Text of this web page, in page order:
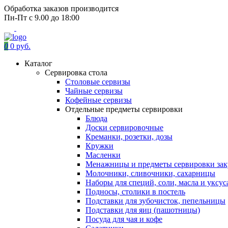
Обработка заказов производится
Пн-Пт с 9.00 до 18:00
0 0 руб.
Каталог
Сервировка стола
Столовые сервизы
Чайные сервизы
Кофейные сервизы
Отдельные предметы сервировки
Блюда
Доски сервировочные
Креманки, розетки, дозы
Кружки
Масленки
Менажницы и предметы сервировки
Молочники, сливочники, сахарницы
Наборы для специй, соли, масла и
Подносы, столики в постель
Подставки для зубочисток, пепельницы
Подставки для яиц (пашотницы)
Посуда для чая и кофе